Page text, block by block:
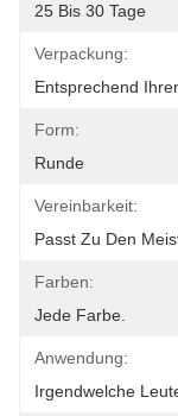
25 Bis 30 Tage
Verpackung:
Entsprechend
Form:
Runde
Vereinbarkeit:
Passt Zu Den
Farben:
Jede Farbe.
Anwendung:
Irgendwelche